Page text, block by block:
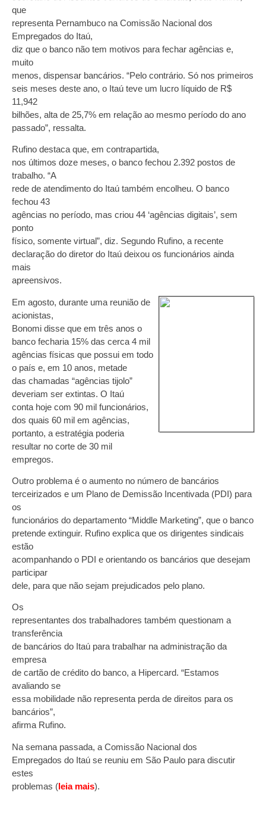
que
representa Pernambuco na Comissão Nacional dos
Empregados do Itaú,
diz que o banco não tem motivos para fechar agências e,
muito
menos, dispensar bancários. “Pelo contrário. Só nos primeiros
seis meses deste ano, o Itaú teve um lucro líquido de R$
11,942
bilhões, alta de 25,7% em relação ao mesmo período do ano
passado”, ressalta.
Rufino destaca que, em contrapartida,
nos últimos doze meses, o banco fechou 2.392 postos de
trabalho. “A
rede de atendimento do Itaú também encolheu. O banco
fechou 43
agências no período, mas criou 44 ‘agências digitais’, sem
ponto
físico, somente virtual”, diz. Segundo Rufino, a recente
declaração do diretor do Itaú deixou os funcionários ainda
mais
apreensivos.
Em agosto, durante uma reunião de
acionistas,
Bonomi disse que em três anos o
banco fecharia 15% das cerca 4 mil
agências físicas que possui em todo
o país e, em 10 anos, metade
das chamadas “agências tijolo”
deveriam ser extintas. O Itaú
conta hoje com 90 mil funcionários,
dos quais 60 mil em agências,
portanto, a estratégia poderia
resultar no corte de 30 mil
empregos.
Outro problema é o aumento no número de bancários
terceirizados e um Plano de Demissão Incentivada (PDI) para
os
funcionários do departamento “Middle Marketing”, que o banco
pretende extinguir. Rufino explica que os dirigentes sindicais
estão
acompanhando o PDI e orientando os bancários que desejam
participar
dele, para que não sejam prejudicados pelo plano.
Os
representantes dos trabalhadores também questionam a
transferência
de bancários do Itaú para trabalhar na administração da
empresa
de cartão de crédito do banco, a Hipercard. “Estamos
avaliando se
essa mobilidade não representa perda de direitos para os
bancários”,
afirma Rufino.
Na semana passada, a Comissão Nacional dos
Empregados do Itaú se reuniu em São Paulo para discutir
estes
problemas (leia mais).